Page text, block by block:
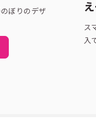
ぼりのデザ
ス
入